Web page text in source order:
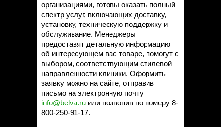
организациями, готовы оказать полный
спектр услуг, включающих доставку,
установку, техническую поддержку и
обслуживание. Менеджеры
предоставят детальную информацию
об интересующем вас товаре, помогут с
выбором, соответствующим стилевой
направленности клиники. Оформить
заявку можно на сайте, отправив
письмо на электронную почту
info@belva.ru или позвонив по номеру 8-
800-250-91-17.